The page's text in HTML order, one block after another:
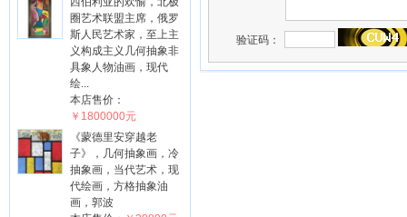
圈艺术联盟主席，俄罗
斯人民艺术家，至上主
义构成主义几何抽象非
具象人物油画，现代
绘...
本店售价：
￥1800000元
《蒙德里安穿越老
子》，几何抽象画，冷
抽象画，当代艺术，现
代绘画，方格抽象油
画，郭波
验证码：